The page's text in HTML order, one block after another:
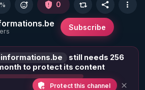
Subscribe
0
still needs 256
to protect its content
Protect this channel